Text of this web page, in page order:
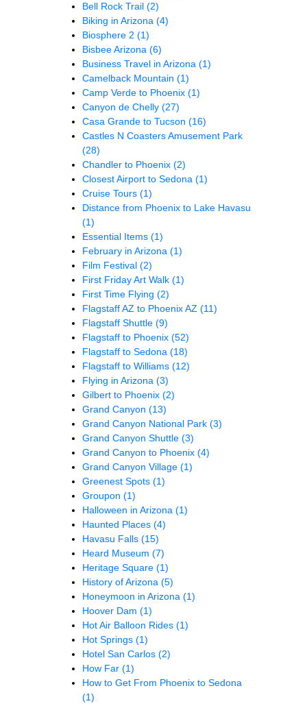
Bell Rock Trail (2)
Biking in Arizona (4)
Biosphere 2 (1)
Bisbee Arizona (6)
Business Travel in Arizona (1)
Camelback Mountain (1)
Camp Verde to Phoenix (1)
Canyon de Chelly (27)
Casa Grande to Tucson (16)
Castles N Coasters Amusement Park
(28)
Chandler to Phoenix (2)
Closest Airport to Sedona (1)
Cruise Tours (1)
Distance from Phoenix to Lake Havasu
(1)
Essential Items (1)
February in Arizona (1)
Film Festival (2)
First Friday Art Walk (1)
First Time Flying (2)
Flagstaff AZ to Phoenix AZ (11)
Flagstaff Shuttle (9)
Flagstaff to Phoenix (52)
Flagstaff to Sedona (18)
Flagstaff to Williams (12)
Flying in Arizona (3)
Gilbert to Phoenix (2)
Grand Canyon (13)
Grand Canyon National Park (3)
Grand Canyon Shuttle (3)
Grand Canyon to Phoenix (4)
Grand Canyon Village (1)
Greenest Spots (1)
Groupon (1)
Halloween in Arizona (1)
Haunted Places (4)
Havasu Falls (15)
Heard Museum (7)
Heritage Square (1)
History of Arizona (5)
Honeymoon in Arizona (1)
Hoover Dam (1)
Hot Air Balloon Rides (1)
Hot Springs (1)
Hotel San Carlos (2)
How Far (1)
How to Get From Phoenix to Sedona
(1)